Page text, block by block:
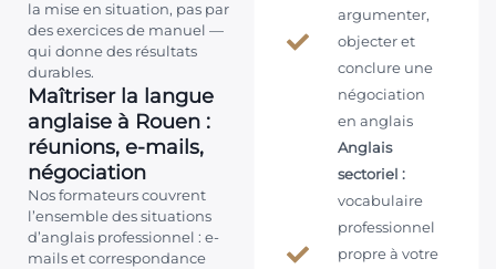
la mise en situation, pas par
des exercices de manuel —
qui donne des résultats
durables.
Maîtriser la langue
anglaise à Rouen :
réunions, e-mails,
négociation
Nos formateurs couvrent
l’ensemble des situations
d’anglais professionnel : e-
mails et correspondance
argumenter,
objecter et
conclure une
négociation
en anglais
Anglais
sectoriel :
vocabulaire
professionnel
propre à votre